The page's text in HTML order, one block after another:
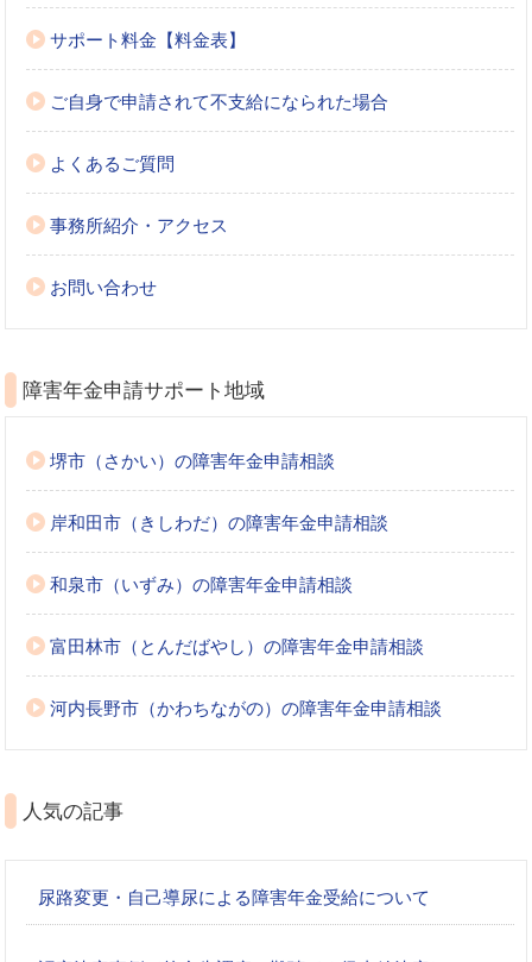
サポート料金【料金表】
ご自身で申請されて不支給になられた場合
よくあるご質問
事務所紹介・アクセス
お問い合わせ
障害年金申請サポート地域
堺市（さかい）の障害年金申請相談
岸和田市（きしわだ）の障害年金申請相談
和泉市（いずみ）の障害年金申請相談
富田林市（とんだばやし）の障害年金申請相談
河内長野市（かわちながの）の障害年金申請相談
人気の記事
尿路変更・自己導尿による障害年金受給について